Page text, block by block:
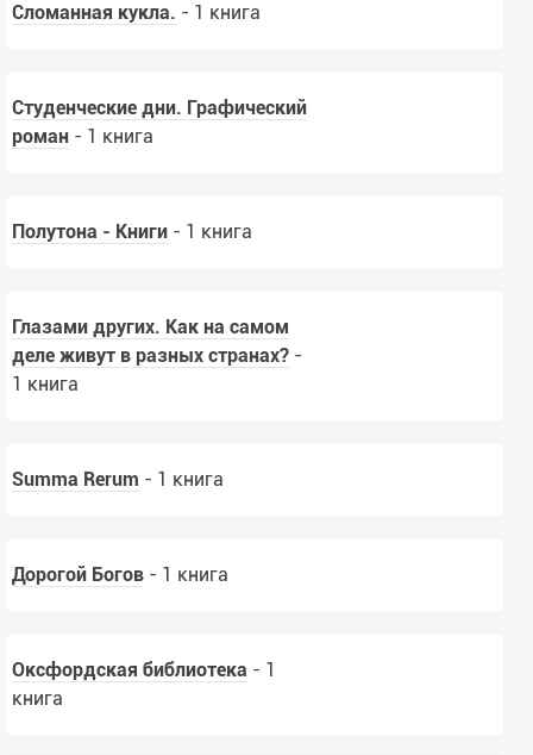
Сломанная кукла. - 1 книга
Студенческие дни. Графический
роман - 1 книга
Полутона - Книги - 1 книга
Глазами других. Как на самом
деле живут в разных странах? -
1 книга
Summa Rerum - 1 книга
Дорогой Богов - 1 книга
Оксфордская библиотека - 1
книга